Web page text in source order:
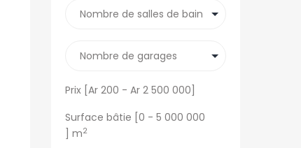
Prix [ Ar 200 - Ar 2 500 000
Surface bâtie [ 0 - 5 000 000
] m2